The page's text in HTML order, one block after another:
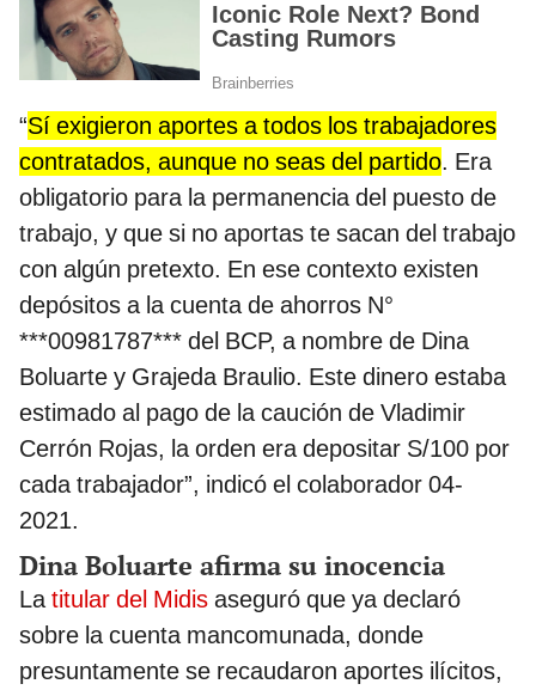
“Sí exigieron aportes a todos los trabajadores
contratados, aunque no seas del partido. Era
obligatorio para la permanencia del puesto de
trabajo, y que si no aportas te sacan del trabajo
con algún pretexto. En ese contexto existen
depósitos a la cuenta de ahorros N°
***00981787*** del BCP, a nombre de Dina
Boluarte y Grajeda Braulio. Este dinero estaba
estimado al pago de la caución de Vladimir
Cerrón Rojas, la orden era depositar S/100 por
cada trabajador”, indicó el colaborador 04-
2021.
Dina Boluarte afirma su inocencia
La titular del Midis aseguró que ya declaró
sobre la cuenta mancomunada, donde
presuntamente se recaudaron aportes ilícitos,